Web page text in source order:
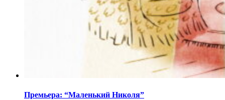
Премьера: “Маленький Николя”